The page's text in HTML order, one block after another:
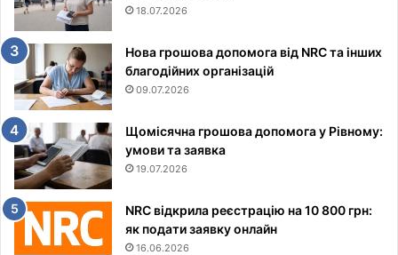
18.07.2026
Нова грошова допомога від NRC та інших
благодійних організацій
09.07.2026
Щомісячна грошова допомога у Рівному:
умови та заявка
19.07.2026
NRC відкрила реєстрацію на 10 800 грн:
як подати заявку онлайн
16.06.2026